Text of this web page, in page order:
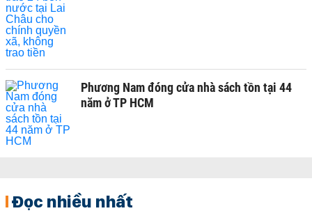
Phương Nam đóng cửa nhà sách tồn tại 44
năm ở TP HCM
Đọc nhiều nhất